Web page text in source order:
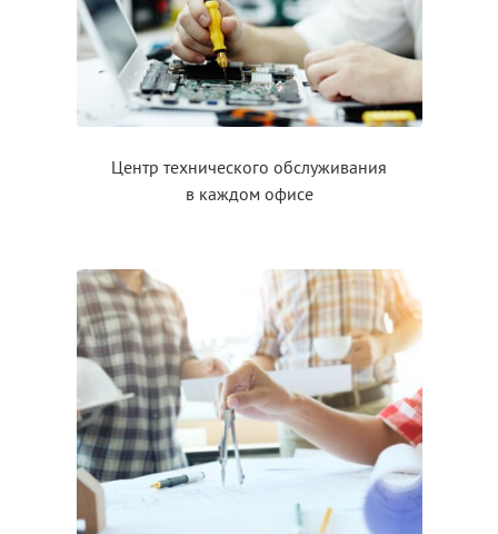
Центр технического обслуживания
в каждом офисе